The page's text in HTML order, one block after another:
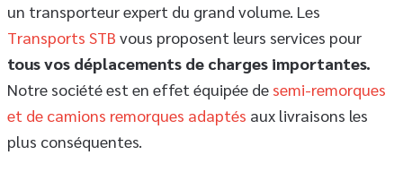
un transporteur expert du grand volume. Les
Transports STB vous proposent leurs services pour
tous vos déplacements de charges importantes.
Notre société est en effet équipée de semi-remorques
et de camions remorques adaptés aux livraisons les
plus conséquentes.